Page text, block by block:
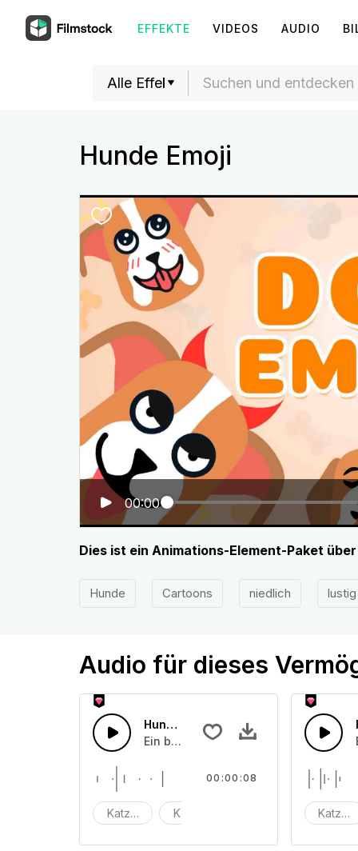
EFFEKTE VIDEOS AUDIO
Hunde Emoji
00:00
Dies ist ein Animations-Element-Paket
Hunde Cartoons niedlich lustig
Audio für dieses
Hundebarke 10
Ein bellender Hund
Katzen Kätzchen
00:00:08
Katzen